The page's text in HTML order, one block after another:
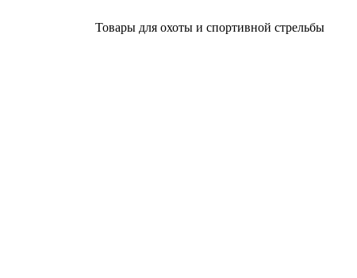
Товары для охоты и спортивной стрельбы